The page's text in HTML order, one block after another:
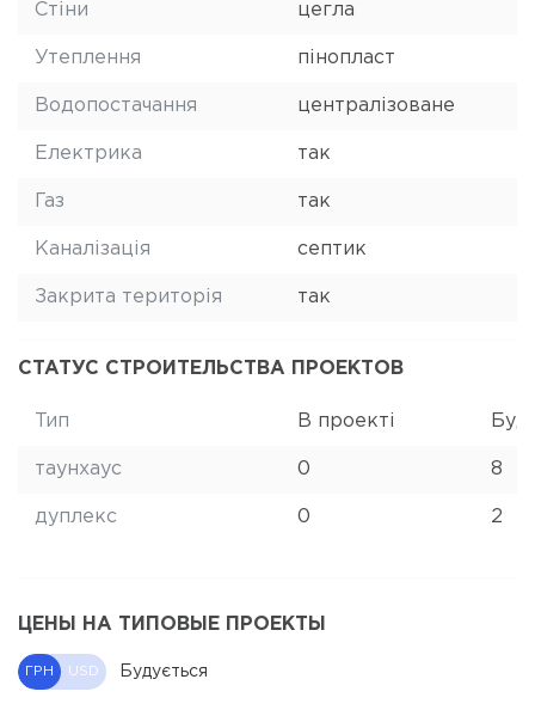
Стіни цегла
Утеплення пінопласт
Водопостачання централізоване
Електрика так
Газ так
Каналізація септик
Закрита територія так
СТАТУС СТРОИТЕЛЬСТВА ПРОЕКТОВ
Тип В проекті
таунхаус 0 8
дуплекс 0 2
ЦЕНЫ НА ТИПОВЫЕ ПРОЕКТЫ
ГРН USD Будується